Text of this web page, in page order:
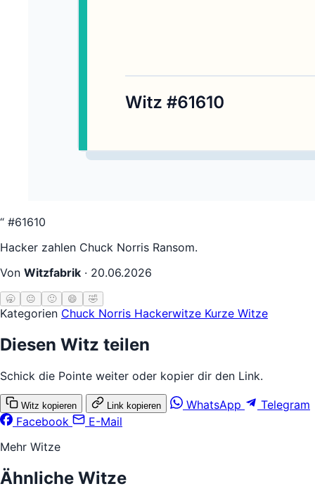
“ #61610
Hacker zahlen Chuck Norris Ransom.
Von Witzfabrik · 20.06.2026
🥱 😐 🙂 😄 🤣
Kategorien Chuck Norris Hackerwitze Kurze Witze
Diesen Witz teilen
Schick die Pointe weiter oder kopier dir den Link.
Witz kopieren Link kopieren WhatsApp
Telegram
Facebook
E-Mail
Mehr Witze
Ähnliche Witze